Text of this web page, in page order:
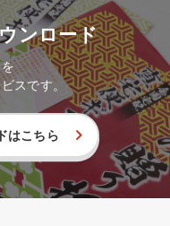
ンロード
スです。
はこちら